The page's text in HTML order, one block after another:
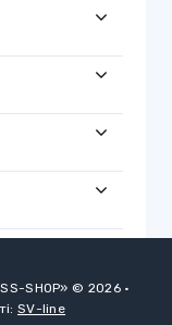
SHOP» © 2026 •
SV-line